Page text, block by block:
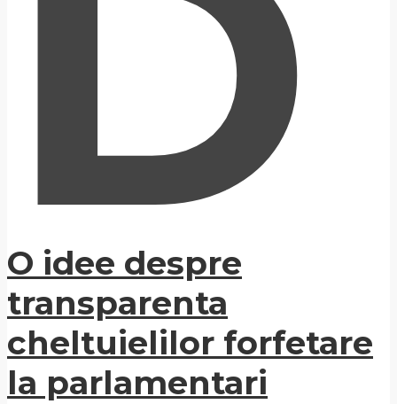
O idee despre
transparenta
cheltuielilor forfetare
la parlamentari